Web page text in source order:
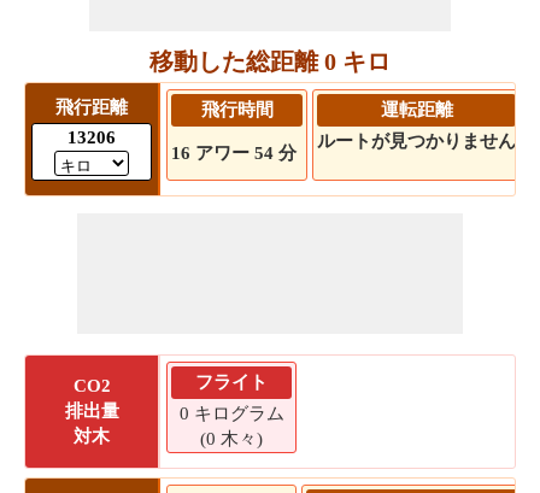
移動した総距離 0 キロ
飛行距離
13206
飛行時間
16 アワー 54 分
運転距離
ルートが見つかりません
CO2
排出量
対木
フライト
0 キログラム
(0 木々)